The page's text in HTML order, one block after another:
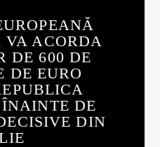
ACORDA
DE 600 DE
DE EURO
DE
DIN